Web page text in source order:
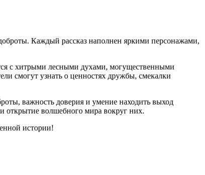
Каждый рассказ наполнен яркими персонажами,
с хитрыми лесными духами, могущественными
смогут узнать о ценностях дружбы, смекалки
важность доверия и умение находить выход
открытие волшебного мира вокруг них.
истории!